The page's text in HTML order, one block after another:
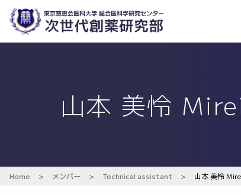
山本 美怜
Home > メンバー > Technical assistant > 山本 美怜